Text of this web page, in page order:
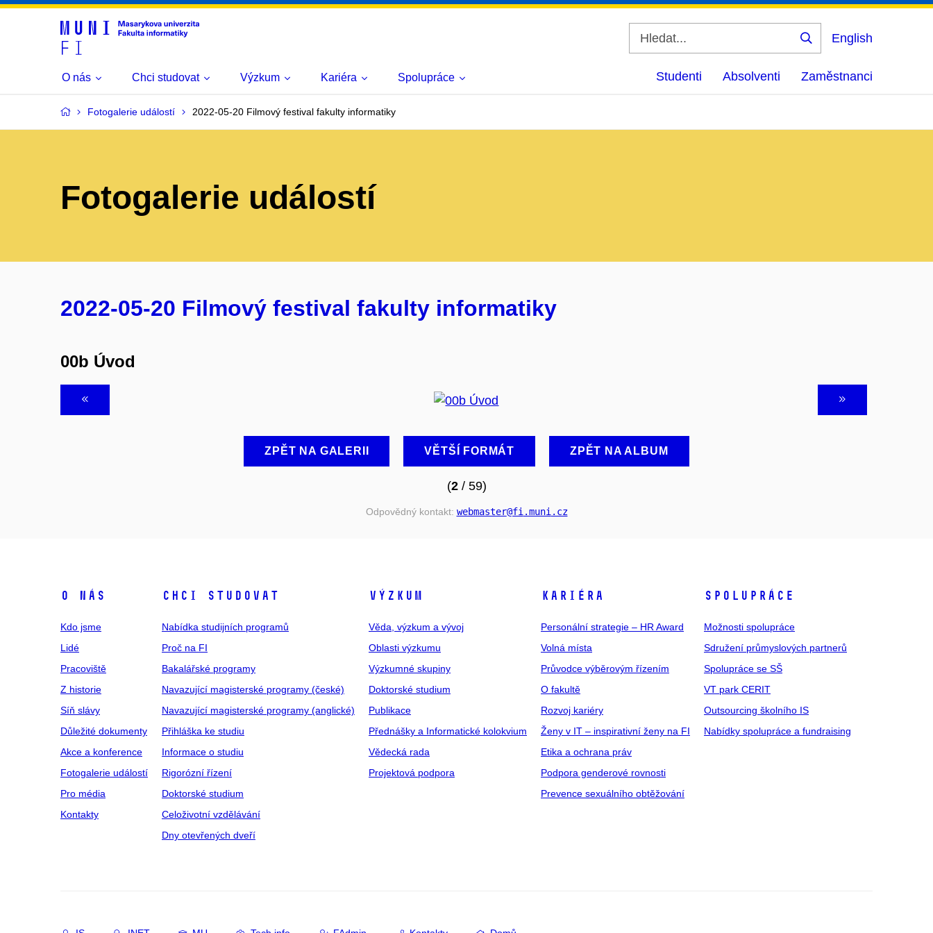
Vyhledat
English
O nás Chci studovat Výzkum Kariéra Spolupráce Studenti Absolventi Zaměstnanci
Fotogalerie událostí 2022-05-20 Filmový festival fakulty informatiky
Fotogalerie událostí
2022-05-20 Filmový festival fakulty informatiky
00b Úvod
ZPĚT NA GALERII VĚTŠÍ FORMÁT ZPĚT NA ALBUM
(2/ 59)
Odpovědný kontakt: webmaster@fi .muni .cz
O NÁS
Kdo jsme
Lidé
Pracoviště
Z historie
Síň slávy
Důležité dokumenty
Akce a konference
Fotogalerie událostí
Pro média
Kontakty
CHCI STUDOVAT
Nabídka studijních programů
Proč na FI
Bakalářské programy
Navazující magisterské programy (české)
Navazující magisterské programy (anglické)
Přihláška ke studiu
Informace o studiu
Rigorózní řízení
Doktorské studium
Celoživotní vzdělávání
Dny otevřených dveří
VÝZKUM
Věda, výzkum a vývoj
Oblasti výzkumu
Výzkumné skupiny
Doktorské studium
Publikace
Přednášky a Informatické kolokvium
Vědecká rada
Projektová podpora
KARIÉRA
Personální strategie – HR Award
Volná místa
Průvodce výběrovým řízením
O fakultě
Rozvoj kariéry
Ženy v IT – inspirativní ženy na FI
Etika a ochrana práv
Podpora genderové rovnosti
Prevence sexuálního obtěžování
SPOLUPRÁCE
Možnosti spolupráce
Sdružení průmyslových partnerů
Spolupráce se SŠ
VT park CERIT
Outsourcing školního IS
Nabídky spolupráce a fundraising